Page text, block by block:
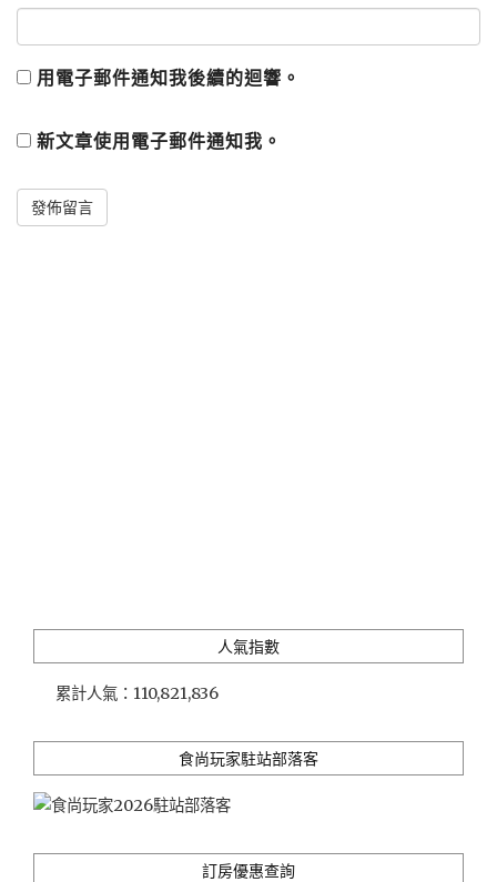
用電子郵件通知我後續的迴響。
新文章使用電子郵件通知我。
人氣指數
累計人氣： 110,821,836
食尚玩家駐站部落客
訂房優惠查詢